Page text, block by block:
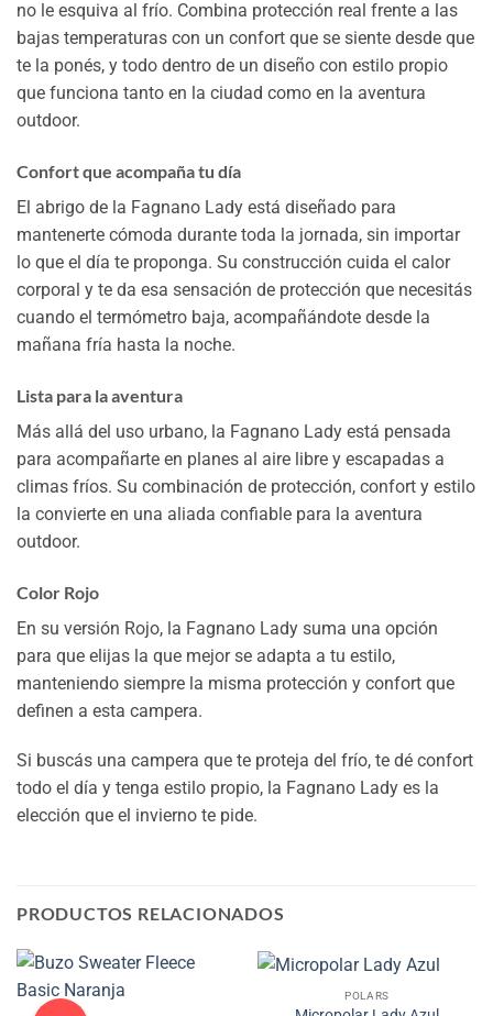
no le esquiva al frío. Combina protección real frente a las
bajas temperaturas con un confort que se siente desde que
te la ponés, y todo dentro de un diseño con estilo propio
que funciona tanto en la ciudad como en la aventura
outdoor.
Confort que acompaña tu día
El abrigo de la Fagnano Lady está diseñado para
mantenerte cómoda durante toda la jornada, sin importar
lo que el día te proponga. Su construcción cuida el calor
corporal y te da esa sensación de protección que necesitás
cuando el termómetro baja, acompañándote desde la
mañana fría hasta la noche.
Lista para la aventura
Más allá del uso urbano, la Fagnano Lady está pensada
para acompañarte en planes al aire libre y escapadas a
climas fríos. Su combinación de protección, confort y estilo
la convierte en una aliada confiable para la aventura
outdoor.
Color Rojo
En su versión Rojo, la Fagnano Lady suma una opción
para que elijas la que mejor se adapta a tu estilo,
manteniendo siempre la misma protección y confort que
definen a esta campera.
Si buscás una campera que te proteja del frío, te dé confort
todo el día y tenga estilo propio, la Fagnano Lady es la
elección que el invierno te pide.
PRODUCTOS RELACIONADOS
POLARS